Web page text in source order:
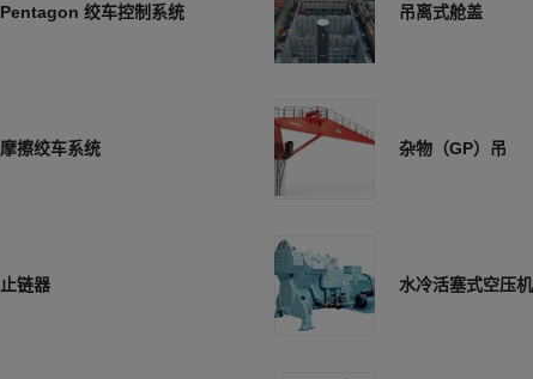
Pentagon 绞车控制系统 吊离式舱盖
摩擦绞车系统 杂物（GP）吊
止链器 水冷活塞式空压机